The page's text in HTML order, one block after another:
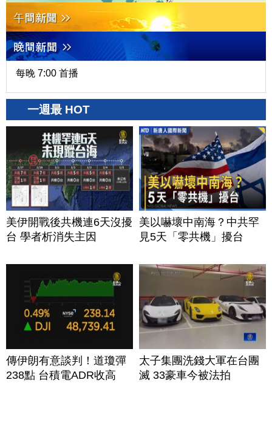
每晚 7:00 首播
一週最 HOT
美伊開戰後共機連6天沒擾
台 學者析消失主因
美以嚇壞中南海？中共罕
見5天「零共機」擾台
傳伊朗有意談判！道瓊彈
238點 台積電ADR收高
太子集團洗錢大軍在台團
滅 33豪車今被法拍